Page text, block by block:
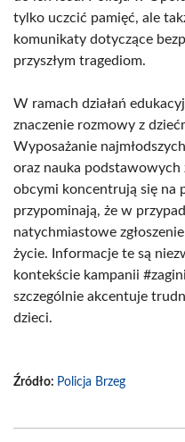
tylko uczcić pamięć, ale
komunikaty dotyczące
przyszłym tragediom.
W ramach działań
znaczenie rozmowy z
Wyposażanie
oraz nauka
obcymi koncentrują się na
przypominają, że w
natychmiastowe
życie. Informacje te są
kontekście kampanii
szczególnie akcentuje
dzieci.
Źródło: Policja Brzeg